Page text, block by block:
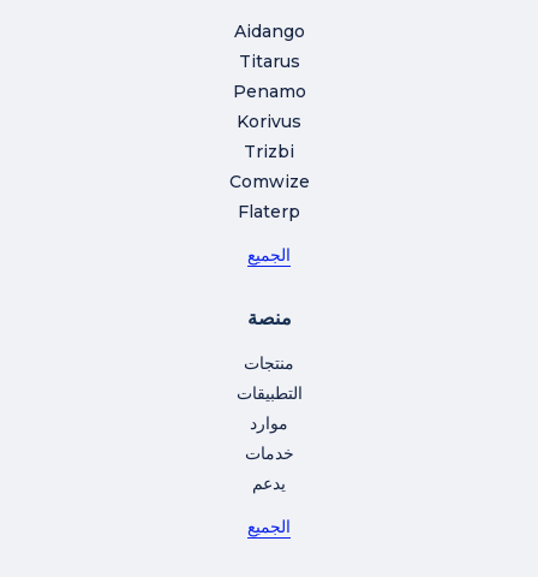
Aidango
Titarus
Penamo
Korivus
Trizbi
Comwize
Flaterp
الجميع
منصة
منتجات
التطبيقات
موارد
خدمات
يدعم
الجميع